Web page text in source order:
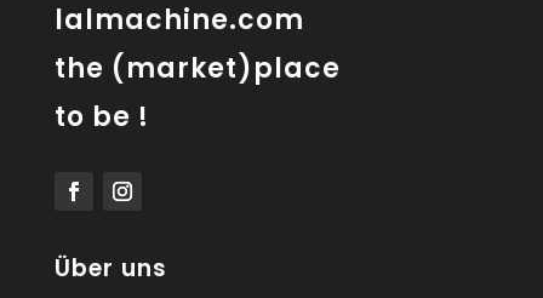
lalmachine.com
the (market)place
to be !
Über uns